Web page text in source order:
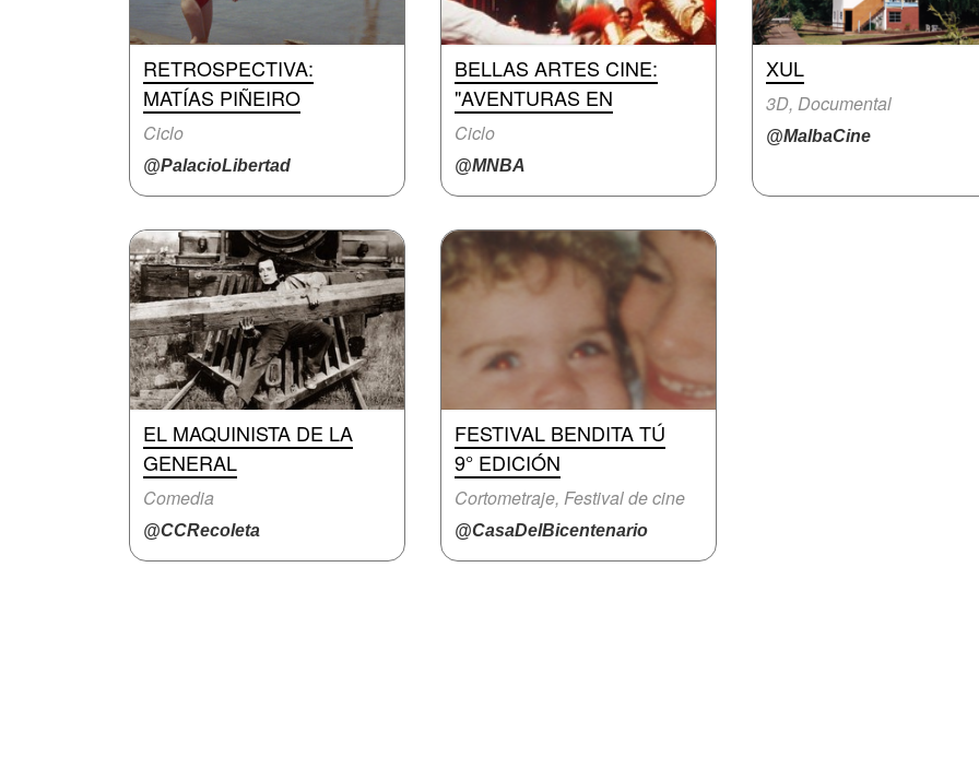
RETROSPECTIVA:
MATÍAS PIÑEIRO
Ciclo
@PalacioLibertad
BELLAS ARTES CINE:
"AVENTURAS EN
Ciclo
@MNBA
XUL
3D, Documental
@MalbaCine
EL MAQUINISTA DE LA
GENERAL
Comedia
@CCRecoleta
FESTIVAL BENDITA TÚ
9° EDICIÓN
Cortometraje, Festival de cine
@CasaDelBicentenario